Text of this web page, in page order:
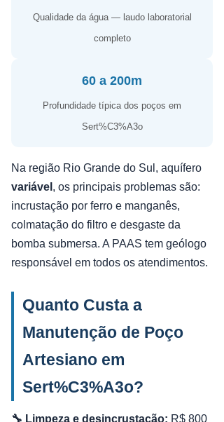
Qualidade da água — laudo laboratorial
completo
60 a 200m
Profundidade típica dos poços em
Sert%C3%A3o
Na região Rio Grande do Sul, aquífero
variável , os principais problemas são:
incrustação por ferro e manganês,
colmatação do filtro e desgaste da
bomba submersa. A PAAS tem geólogo
responsável em todos os atendimentos.
Quanto Custa a
Manutenção de Poço
Artesiano em
Sert%C3%A3o?
🔧 Limpeza e desincrustação: R$ 800